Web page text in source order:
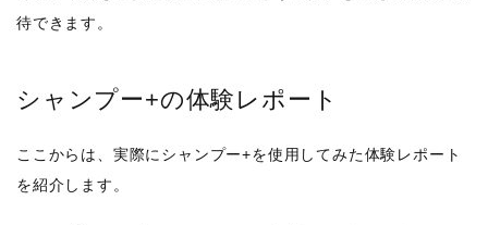
待できます。
シャンプー+の体験レポート
ここからは、実際にシャンプー+を使用してみた体験レポート
を紹介します。